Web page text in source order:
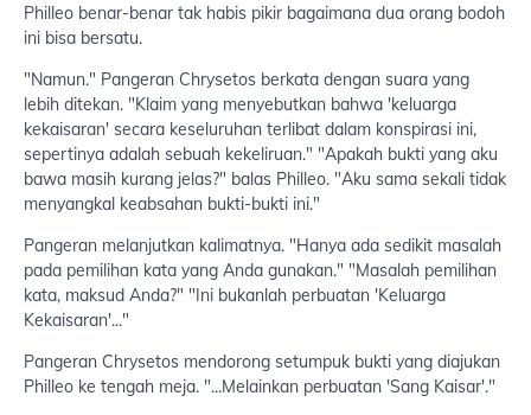
Philleo benar-benar tak habis pikir bagaimana dua orang bodoh
ini bisa bersatu.
"Namun." Pangeran Chrysetos berkata dengan suara yang
lebih ditekan. "Klaim yang menyebutkan bahwa 'keluarga
kekaisaran' secara keseluruhan terlibat dalam konspirasi ini,
sepertinya adalah sebuah kekeliruan." "Apakah bukti yang aku
bawa masih kurang jelas?" balas Philleo. "Aku sama sekali tidak
menyangkal keabsahan bukti-bukti ini."
Pangeran melanjutkan kalimatnya. "Hanya ada sedikit masalah
pada pemilihan kata yang Anda gunakan." "Masalah pemilihan
kata, maksud Anda?" "Ini bukanlah perbuatan 'Keluarga
Kekaisaran'..."
Pangeran Chrysetos mendorong setumpuk bukti yang diajukan
Philleo ke tengah meja. "...Melainkan perbuatan 'Sang Kaisar'."